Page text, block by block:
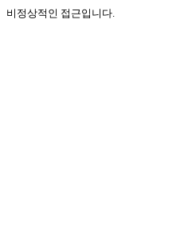
비정상적인 접근입니다.